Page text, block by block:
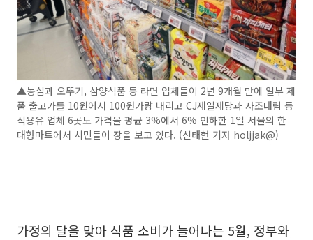
▲농심과 오뚜기, 삼양식품 등 라면 업체들이 2년 9개월 만에 일부 제
품 출고가를 10원에서 100원가량 내리고 CJ제일제당과 사조대림 등
식용유 업체 6곳도 가격을 평균 3%에서 6% 인하한 1일 서울의 한
대형마트에서 시민들이 장을 보고 있다. (신태현 기자 holjjak@)
가정의 달을 맞아 식품 소비가 늘어나는 5월, 정부와